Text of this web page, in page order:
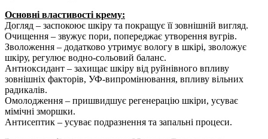
Основні властивості крему:
Догляд – заспокоює шкіру та покращує її зовнішній вигляд.
Очищення – звужує пори, попереджає утворення вугрів.
Зволоження – додатково утримує вологу в шкірі, зволожує
шкіру, регулює водно-сольовий баланс.
Антиоксидант – захищає шкіру від руйнівного впливу
зовнішніх факторів, УФ-випромінювання, впливу вільних
радикалів.
Омолодження – пришвидшує регенерацію шкіри, усуває
мімічні зморшки.
Антисептик – усуває подразнення та запальні процеси.